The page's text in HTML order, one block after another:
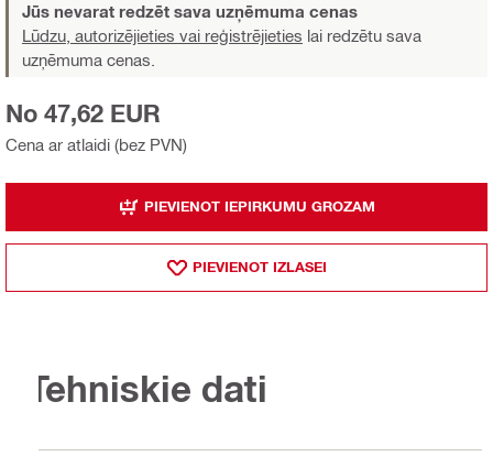
Jūs nevarat redzēt sava uzņēmuma cenas
Lūdzu, autorizējieties vai reģistrējieties lai redzētu sava
uzņēmuma cenas.
Cena ar atlaidi (bez PVN)
No 47,62 EUR
PIEVIENOT IEPIRKUMU GROZAM
PIEVIENOT IZLASEI
Tehniskie dati